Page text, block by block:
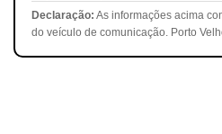
Declaração: As informações acima
do veículo de comunicação. Porto